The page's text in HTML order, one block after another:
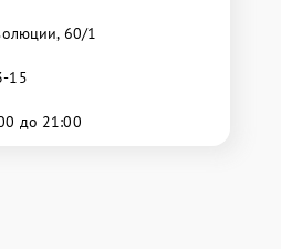
60/1
15
до 21:00